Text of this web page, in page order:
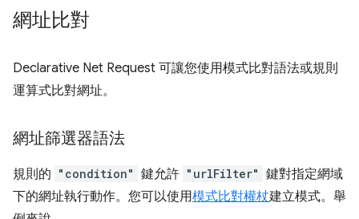
網址比對
Declarative Net Request 可讓您使用模式比對語法或規則
運算式比對網址。
網址篩選器語法
規則的 "condition" 鍵允許 "urlFilter" 鍵對指定網域
下的網址執行動作。您可以使用模式比對權杖建立模式。舉